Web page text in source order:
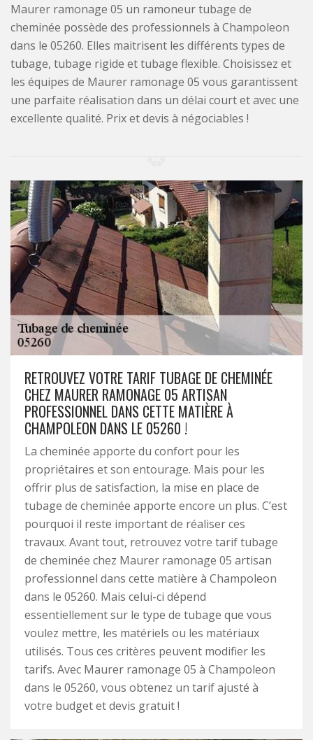
Maurer ramonage 05 un ramoneur tubage de
cheminée possède des professionnels à Champoleon
dans le 05260. Elles maitrisent les différents types de
tubage, tubage rigide et tubage flexible. Choisissez et
les équipes de Maurer ramonage 05 vous garantissent
une parfaite réalisation dans un délai court et avec une
excellente qualité. Prix et devis à négociables !
RETROUVEZ VOTRE TARIF TUBAGE DE CHEMINÉE
CHEZ MAURER RAMONAGE 05 ARTISAN
PROFESSIONNEL DANS CETTE MATIÈRE À
CHAMPOLEON DANS LE 05260 !
La cheminée apporte du confort pour les
propriétaires et son entourage. Mais pour les
offrir plus de satisfaction, la mise en place de
tubage de cheminée apporte encore un plus. C’est
pourquoi il reste important de réaliser ces
travaux. Avant tout, retrouvez votre tarif tubage
de cheminée chez Maurer ramonage 05 artisan
professionnel dans cette matière à Champoleon
dans le 05260. Mais celui-ci dépend
essentiellement sur le type de tubage que vous
voulez mettre, les matériels ou les matériaux
utilisés. Tous ces critères peuvent modifier les
tarifs. Avec Maurer ramonage 05 à Champoleon
dans le 05260, vous obtenez un tarif ajusté à
votre budget et devis gratuit !